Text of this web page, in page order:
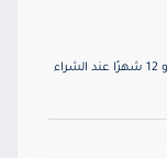
تمتع بخطة الدفع بالتقسيط بدون فائدة 0٪ لمدة 6 أو 12 شهرًا عند الشراء